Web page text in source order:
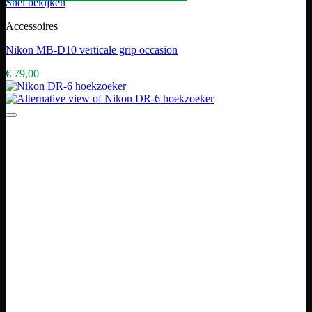
Snel bekijken
Accessoires
Nikon MB-D10 verticale grip occasion
€ 79,00